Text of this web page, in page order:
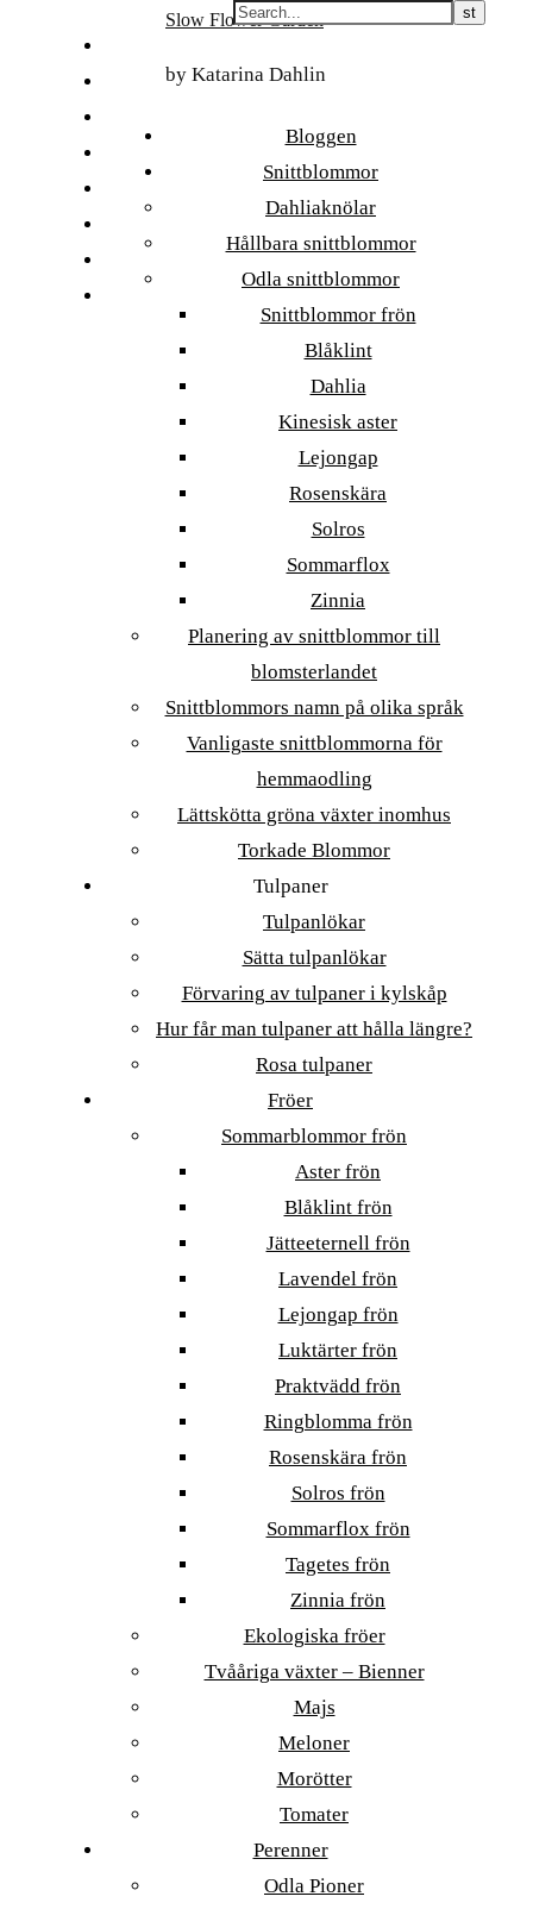
Slow Flower Garden
by Katarina Dahlin
Bloggen
Snittblommor
Dahliaknölar
Hållbara snittblommor
Odla snittblommor
Snittblommor frön
Blåklint
Dahlia
Kinesisk aster
Lejongap
Rosenskära
Solros
Sommarflox
Zinnia
Planering av snittblommor till
blomsterlandet
Snittblommors namn på olika språk
Vanligaste snittblommorna för
hemmaodling
Lättskötta gröna växter inomhus
Torkade Blommor
Tulpaner
Tulpanlökar
Sätta tulpanlökar
Förvaring av tulpaner i kylskåp
Hur får man tulpaner att hålla längre?
Rosa tulpaner
Fröer
Sommarblommor frön
Aster frön
Blåklint frön
Jätteeternell frön
Lavendel frön
Lejongap frön
Luktärter frön
Praktvädd frön
Ringblomma frön
Rosenskära frön
Solros frön
Sommarflox frön
Tagetes frön
Zinnia frön
Ekologiska fröer
Tvååriga växter – Bienner
Majs
Meloner
Morötter
Tomater
Perenner
Odla Pioner